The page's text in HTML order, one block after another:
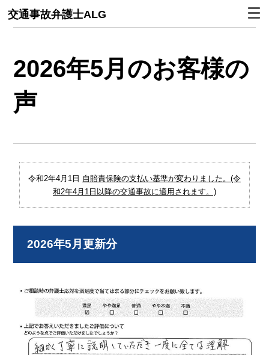
交通事故弁護士ALG
2026年5月のお客様の
声
令和2年4月1日 自賠責保険の支払い基準が変わりました。(令
和2年4月1日以降の交通事故に適用されます。)
2026年5月更新分